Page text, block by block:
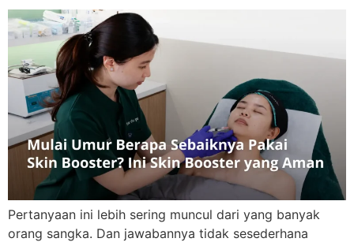
Pertanyaan ini lebih sering muncul dari yang banyak
orang sangka. Dan jawabannya tidak sesederhana